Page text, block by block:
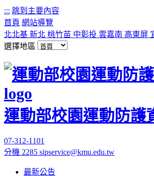
::: 跳到主要內容
首頁 網站導覽
北北基 新北 桃竹苗 中彰投 雲嘉南 高東屏
選擇地區
運動部校園運動防護
07-312-1101
分機 2285 sipservice@kmu.edu.tw
最新公告